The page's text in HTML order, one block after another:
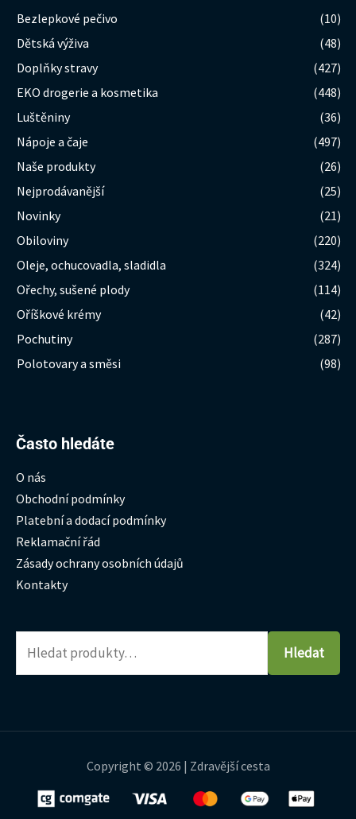
Bezlepkové pečivo
(10)
Dětská výživa
(48)
Doplňky stravy
(427)
EKO drogerie a kosmetika
(448)
Luštěniny
(36)
Nápoje a čaje
(497)
Naše produkty
(26)
Nejprodávanější
(25)
Novinky
(21)
Obiloviny
(220)
Oleje, ochucovadla, sladidla
(324)
Ořechy, sušené plody
(114)
Oříškové krémy
(42)
Pochutiny
(287)
Polotovary a směsi
(98)
Často hledáte
O nás
Obchodní podmínky
Platební a dodací podmínky
Reklamační řád
Zásady ochrany osobních údajů
Kontakty
Hledat:
Hledat
Copyright © 2026 | Zdravější cesta